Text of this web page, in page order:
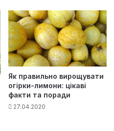
Як правильно вирощувати
огірки-лимони: цікаві
факти та поради
27.04.2020